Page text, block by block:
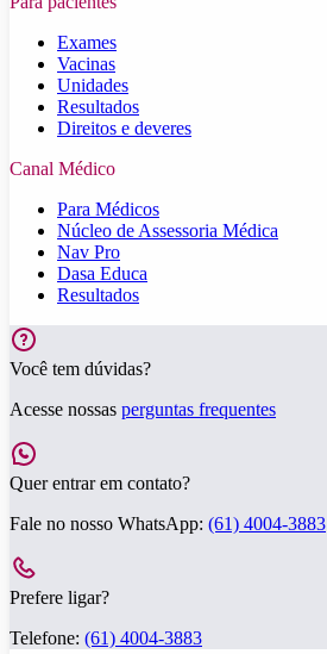
Exames
Vacinas
Unidades
Resultados
Direitos e deveres
Canal Médico
Para Médicos
Núcleo de Assessoria Médica
Nav Pro
Dasa Educa
Resultados
Você tem dúvidas?
Acesse nossas perguntas frequentes
Quer entrar em contato?
Fale no nosso WhatsApp: (61) 4004-3883
Prefere ligar?
Telefone: (61) 4004-3883